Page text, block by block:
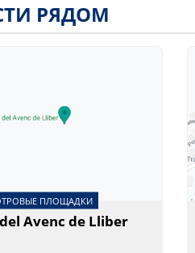
РЯДОМ
ПЛОЩАДКИ
Avenc de Lliber